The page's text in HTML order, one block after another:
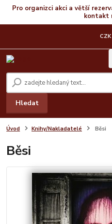
Pro organizci akci a větší
kontakt
CZK
Hledat
Úvod Knihy/Nakladatelé Běsi
Běsi